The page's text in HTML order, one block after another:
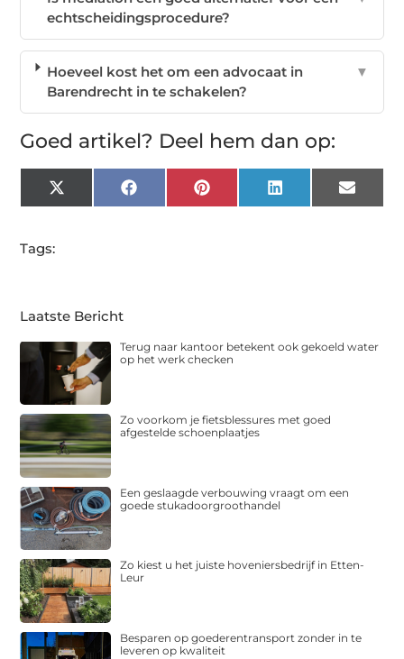
echtscheidingsprocedure?
Hoeveel kost het om een advocaat in
Barendrecht in te schakelen?
▼
Goed artikel? Deel hem dan op:
X
(Twitter)
FacebookPinterest LinkedIn Email
Tags:
Laatste Bericht
Terug naar kantoor betekent ook gekoeld water
op het werk checken
Zo voorkom je fietsblessures met goed
afgestelde schoenplaatjes
Een geslaagde verbouwing vraagt om een
goede stukadoorgroothandel
Zo kiest u het juiste hoveniersbedrijf in Etten-
Leur
Besparen op goederentransport zonder in te
leveren op kwaliteit